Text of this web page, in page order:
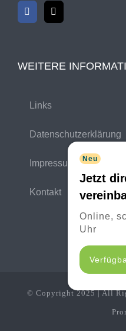
Neu
Jetzt
Online,
Uhr
WEITERE
Links
Datenschutzerklärung
Impressum
Kontakt
© Copyright 2025 | All